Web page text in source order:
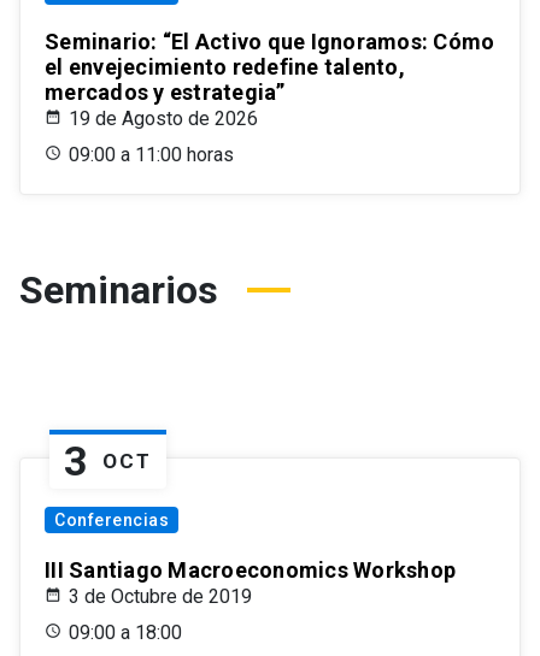
Seminario: “El Activo que Ignoramos: Cómo
el envejecimiento redefine talento,
mercados y estrategia”
19 de Agosto de 2026
09:00 a 11:00 horas
Seminarios
3 OCT
Conferencias
III Santiago Macroeconomics Workshop
3 de Octubre de 2019
09:00 a 18:00